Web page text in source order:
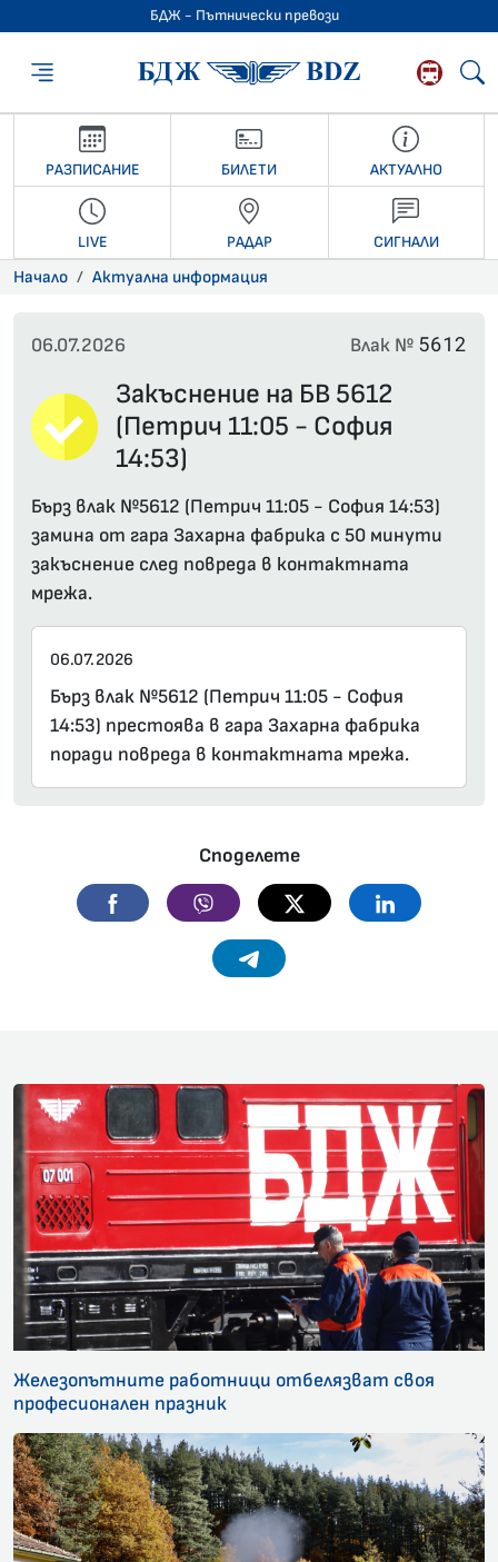
БДЖ - Пътнически превози
БДЖ -
РАЗПИСАНИЕ БИЛЕТИ АКТУАЛНО
LIVE РАДАР СИГНАЛИ
Начало Актуална информация
06.07.2026 Влак № 5612
Закъснение на БВ 5612
(Петрич 11:05 - София
14:53)
Бърз влак №5612 (Петрич 11:05 - София 14:53)
замина от гара Захарна фабрика с 50 минути
закъснение след повреда в контактната
мрежа.
06.07.2026
Бърз влак №5612 (Петрич 11:05 - София
14:53) престоява в гара Захарна фабрика
поради повреда в контактната мрежа.
Споделете
Facebook Viber Twitter Linkedin
Telegram
Железопътните работници отбелязват своя
професионален празник